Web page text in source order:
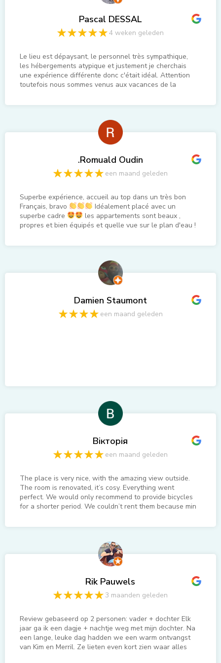
Pascal DESSAL
4 weken geleden
Le lieu est dépaysant, le personnel très sympathique,
les hébergements atypique et justement je cherchais
une expérience différente donc c'était idéal. Attention
toutefois nous sommes venus aux vacances de la
revenir au printemps ou en été ce sera certainement
Amsterdam et son parking RAI Europlain P4 P+R très
intéressant pour 3 tickets aller-retour en métro et le
parking pour la journée, pour seulement 11€.
.Romuald Oudin
een maand geleden
Superbe expérience, accueil au top dans un très bon
Français, bravo
Idéalement placé avec un
superbe cadre
les appartements sont beaux ,
propres et bien équipés et quelle vue sur le plan d'eau !
météo plus clémente
Damien Staumont
een maand geleden
Вікторія
een maand geleden
The place is very nice, with the amazing view outside.
The room is renovated, it’s cosy. Everything went
perfect. We would only recommend to provide bicycles
for a shorter period. We couldn’t rent them because min
Rik Pauwels
3 maanden geleden
Review gebaseerd op 2 personen: vader + dochter Elk
jaar ga ik een dagje + nachtje weg met mijn dochter. Na
een lange, leuke dag hadden we een warm ontvangst
van Kim en Merril. Ze lieten even kort zien waar alles